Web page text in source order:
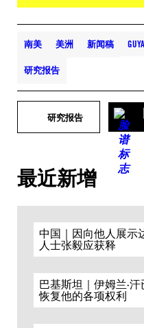
南美 美洲 新闻稿
研究报告
研究报告
最近新增
中国｜因向他人展示
人士张毅应获释
巴基斯坦｜伊姆兰·
恢复他的各项权利